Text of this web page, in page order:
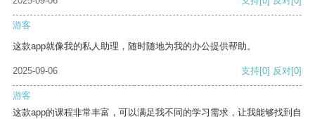
游客
这款app就像我的私人助理，随时随地为我的办公提供帮助。
2025-09-06 支持[0] 反对[0]
游客
这款app的课程非常丰富，可以满足我不同的学习需求，让我能够找到自